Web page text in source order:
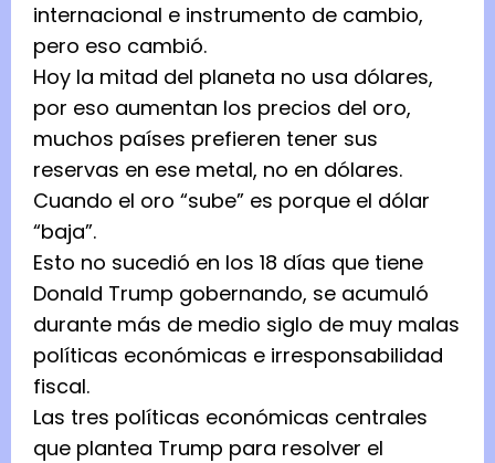
internacional e instrumento de cambio,
pero eso cambió.
Hoy la mitad del planeta no usa dólares,
por eso aumentan los precios del oro,
muchos países prefieren tener sus
reservas en ese metal, no en dólares.
Cuando el oro “sube” es porque el dólar
“baja”.
Esto no sucedió en los 18 días que tiene
Donald Trump gobernando, se acumuló
durante más de medio siglo de muy malas
políticas económicas e irresponsabilidad
fiscal.
Las tres políticas económicas centrales
que plantea Trump para resolver el